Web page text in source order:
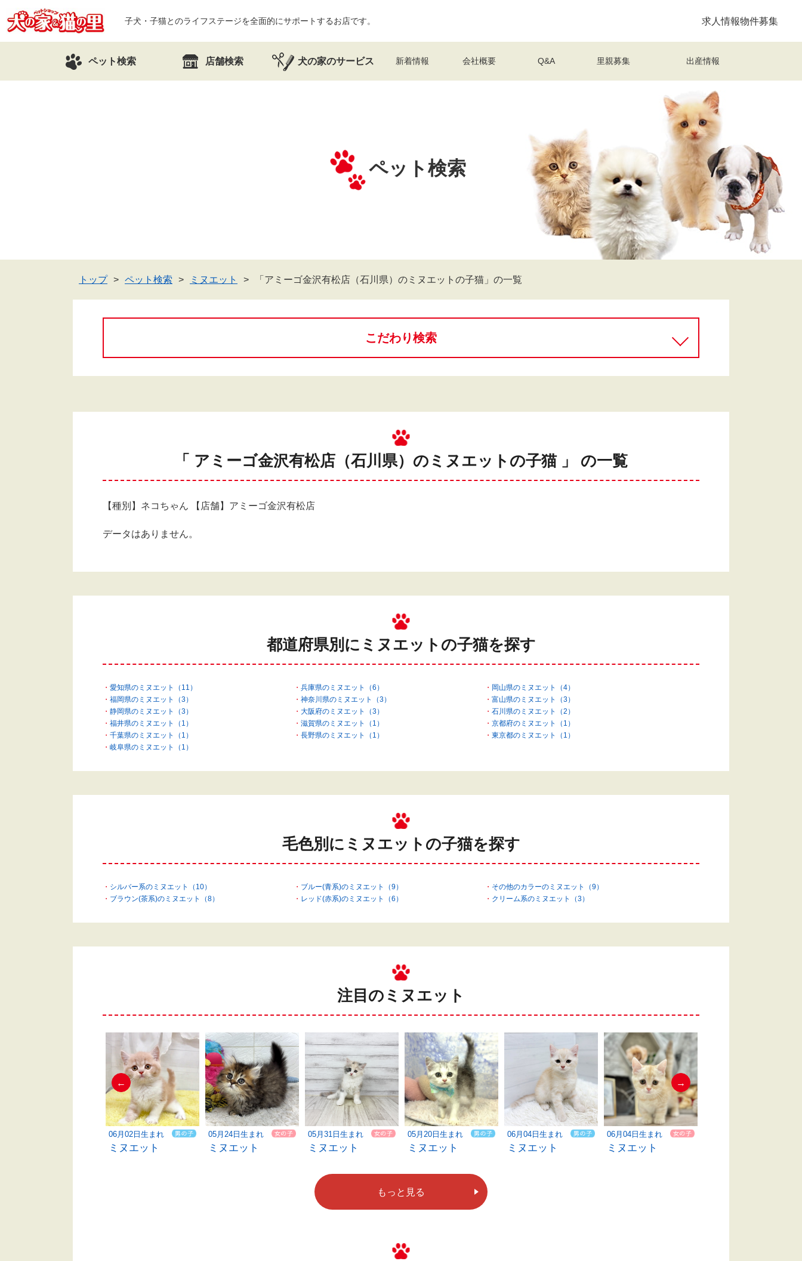
子犬・子猫とのライフステージを全面的にサポートするお店です。 求人情報物件募集
ペット検索 店舗検索 犬の家のサービス 新着情報 会社概要 Q&A 里親募集 出産情報
ペット検索
トップ ペット検索 ミヌエット 「アミーゴ金沢有松店（石川県）のミヌエットの子猫」の一覧
こだわり検索
「 アミーゴ金沢有松店（石川県）のミヌエットの子猫 」 の一覧
【種別】ネコちゃん 【店舗】アミーゴ金沢有松店
データはありません。
都道府県別にミヌエットの子猫を探す
愛知県のミヌエット（11） 兵庫県のミヌエット（6）
岡山県のミヌエット（4）
福岡県のミヌエット（3）
神奈川県のミヌエット（3）
富山県のミヌエット（3）
静岡県のミヌエット（3）
大阪府のミヌエット（3）
石川県のミヌエット（2）
福井県のミヌエット（1）
滋賀県のミヌエット（1）
京都府のミヌエット（1）
千葉県のミヌエット（1）
長野県のミヌエット（1）
東京都のミヌエット（1）
岐阜県のミヌエット（1）
毛色別にミヌエットの子猫を探す
シルバー系のミヌエット（10） ブルー(青系)のミヌエット（9）
その他のカラーのミヌエット（9）
ブラウン(茶系)のミヌエット（8）
レッド(赤系)のミヌエット（6） クリーム系のミヌエット（3）
注目のミヌエット
←
06月02日生まれ
ミヌエット
05月24日生まれ
ミヌエット
05月31日生まれ
ミヌエット
05月20日生まれ
ミヌエット
06月04日生まれ
ミヌエット
06月04日生まれ
ミヌエット
→
もっと見る